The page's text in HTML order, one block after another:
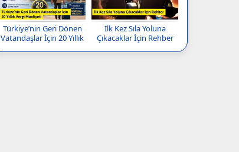
Türkiye’nin Geri Dönen
Vatandaşlar İçin 20 Yıllık
İlk Kez Sıla Yoluna
Çıkacaklar İçin Rehber